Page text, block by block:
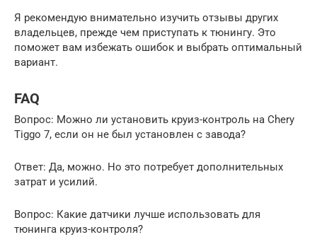
Я рекомендую внимательно изучить отзывы других
владельцев, прежде чем приступать к тюнингу. Это
поможет вам избежать ошибок и выбрать оптимальный
вариант.
FAQ
Вопрос: Можно ли установить круиз-контроль на Chery
Tiggo 7, если он не был установлен с завода?
Ответ: Да, можно. Но это потребует дополнительных
затрат и усилий.
Вопрос: Какие датчики лучше использовать для
тюнинга круиз-контроля?